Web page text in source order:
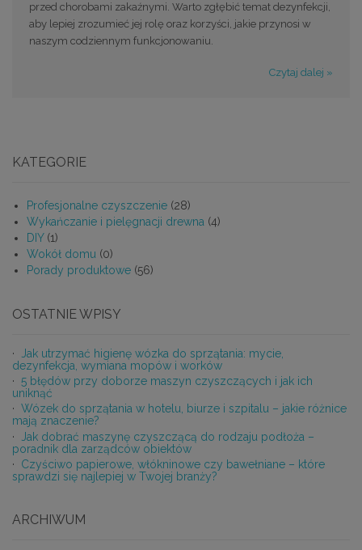
przed chorobami zakaźnymi. Warto zgłębić temat dezynfekcji,
aby lepiej zrozumieć jej rolę oraz korzyści, jakie przynosi w
naszym codziennym funkcjonowaniu.
Czytaj dalej »
KATEGORIE
Profesjonalne czyszczenie (28)
Wykańczanie i pielęgnacji drewna (4)
DIY (1)
Wokół domu (0)
Porady produktowe (56)
OSTATNIE WPISY
Jak utrzymać higienę wózka do sprzątania: mycie,
dezynfekcja, wymiana mopów i worków
5 błędów przy doborze maszyn czyszczących i jak ich
uniknąć
Wózek do sprzątania w hotelu, biurze i szpitalu – jakie różnice
mają znaczenie?
Jak dobrać maszynę czyszczącą do rodzaju podłoża –
poradnik dla zarządców obiektów
Czyściwo papierowe, włókninowe czy bawełniane – które
sprawdzi się najlepiej w Twojej branży?
ARCHIWUM